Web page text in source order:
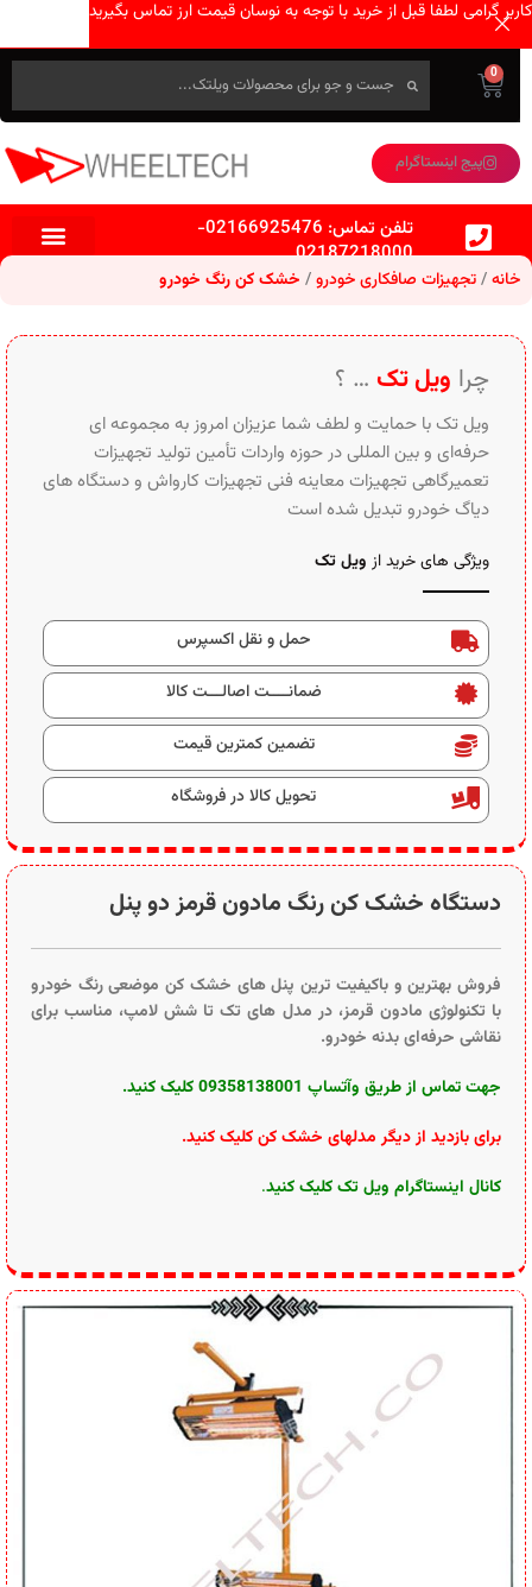
0
پیج اینستاگرام
تلفن تماس: 02166925476
-
02187218000
خانه تجهیزات صافکاری خودرو خشک کن رنگ خودرو
دستگاه خشک کن رنگ مادون قرمز دو پنل
فروش بهترین و باکیفیت‌ ترین پنل‌ های خشک‌ کن موضعی رنگ خودرو
با تکنولوژی مادون قرمز، در مدل‌ های تک تا شش لامپ، مناسب برای
نقاشی حرفه‌ای بدنه خودرو.
جهت تماس از طریق وآتساپ 09358138001 کلیک کنید.
برای بازدید از دیگر مدلهای خشک کن کلیک کنید.
کانال اینستاگرام ویل تک کلیک کنید.
چرا ویل تک … ؟
ویل تک با حمایت و لطف شما عزیزان امروز به مجموعه ای
حرفه‌ای و بین‌ المللی در حوزه واردات تأمین تولید تجهیزات
تعمیرگاهی تجهیزات معاینه فنی تجهیزات کارواش و دستگاه های
دیاگ خودرو تبدیل شده است
ویژگی های خرید از ویل تک
حمل و نقل اکسپرس
ضمانــــت اصالـــت کالا
تضمین کمترین قیمت
تحویل کالا در فروشگاه
کاربر گرامی لطفا قبل از خرید با توجه به نوسان قیمت ارز تماس بگیرید